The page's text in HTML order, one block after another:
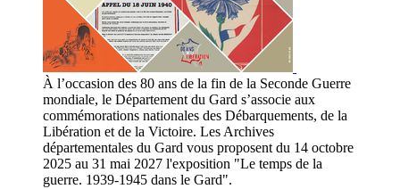
À l’occasion des 80 ans de la fin de la Seconde Guerre
mondiale, le Département du Gard s’associe aux
commémorations nationales des Débarquements, de la
Libération et de la Victoire. Les Archives
départementales du Gard vous proposent du 14 octobre
2025 au 31 mai 2027 l'exposition "Le temps de la
guerre. 1939-1945 dans le Gard".